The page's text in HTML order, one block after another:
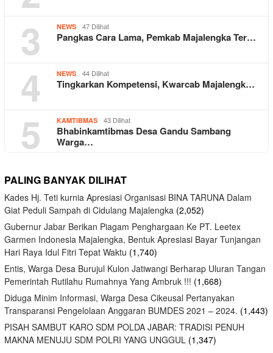
3
NEWS 47 Dilihat
Pangkas Cara Lama, Pemkab Majalengka Ter…
4 NEWS 44 Dilihat
Tingkarkan Kompetensi, Kwarcab Majalengk…
5 KAMTIBMAS 43 Dilihat
Bhabinkamtibmas Desa Gandu Sambang
Warga…
PALING BANYAK DILIHAT
Kades Hj. Teti kurnia Apresiasi Organisasi BINA TARUNA Dalam
Giat Peduli Sampah di Cidulang Majalengka (2,052)
Gubernur Jabar Berikan Piagam Penghargaan Ke PT. Leetex
Garmen Indonesia Majalengka, Bentuk Apresiasi Bayar Tunjangan
Hari Raya Idul Fitri Tepat Waktu (1,740)
Entis, Warga Desa Burujul Kulon Jatiwangi Berharap Uluran Tangan
Pemerintah Rutilahu Rumahnya Yang Ambruk !!! (1,668)
Diduga Minim Informasi, Warga Desa Cikeusal Pertanyakan
Transparansi Pengelolaan Anggaran BUMDES 2021 – 2024. (1,443)
PISAH SAMBUT KARO SDM POLDA JABAR: TRADISI PENUH
MAKNA MENUJU SDM POLRI YANG UNGGUL (1,347)